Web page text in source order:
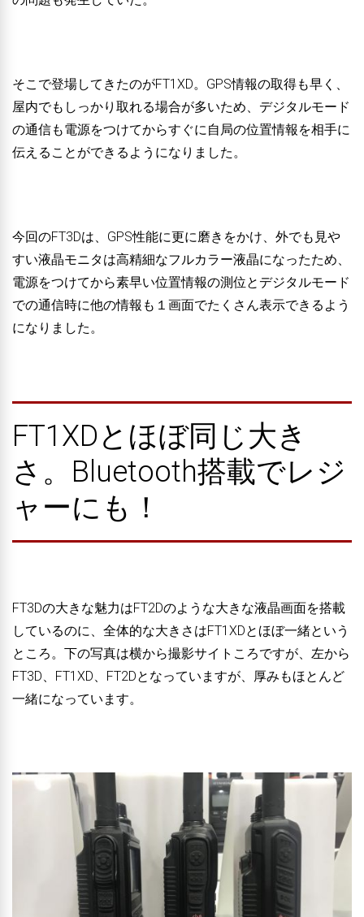
そこで登場してきたのがFT1XD。GPS情報の取得も早く、
屋内でもしっかり取れる場合が多いため、デジタルモード
の通信も電源をつけてからすぐに自局の位置情報を相手に
伝えることができるようになりました。
今回のFT3Dは、GPS性能に更に磨きをかけ、外でも見や
すい液晶モニタは高精細なフルカラー液晶になったため、
電源をつけてから素早い位置情報の測位とデジタルモード
での通信時に他の情報も１画面でたくさん表示できるよう
になりました。
FT1XDとほぼ同じ大き
さ。Bluetooth搭載でレジ
ャーにも！
FT3Dの大きな魅力はFT2Dのような大きな液晶画面を搭載
しているのに、全体的な大きさはFT1XDとほぼ一緒という
ところ。下の写真は横から撮影サイトころですが、左から
FT3D、FT1XD、FT2Dとなっていますが、厚みもほとんど
一緒になっています。